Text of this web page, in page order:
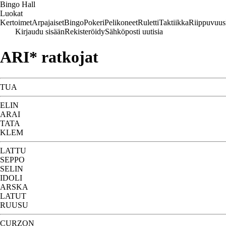
Bingo Hall
Luokat
KertoimetArpajaisetBingoPokeriPelikoneetRulettiTaktiikkaRiippuvuus
Kirjaudu sisäänRekisteröidySähköposti uutisia
ARI* ratkojat
TUA
ELIN
ARAI
TATA
KLEM
LATTU
SEPPO
SELIN
IDOLI
ARSKA
LATUT
RUUSU
CURZON